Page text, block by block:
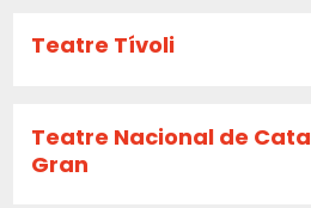
Teatre Tívoli
Teatre Nacional de
Gran